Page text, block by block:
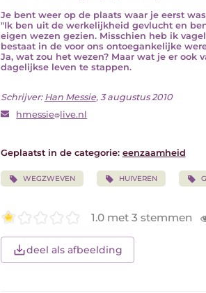
Je bent weer op de plaats waar je eerst
"Ik ben uit de werkelijkheid gevlucht en
eigen wezen gezien. Misschien heb ik
bestaat in de voor ons ontoegankelijke
Ja, wat zou het wezen? Maar wat je er
dagelijkse leven te stappen.
Schrijver: Han Messie, 3 augustus 2010
hmessie live.nl
Geplaatst in de categorie: eenzaamheid
WEGZWEVEN HUIVEREN G
1.0 met 3 stemmen
deel als afbeelding